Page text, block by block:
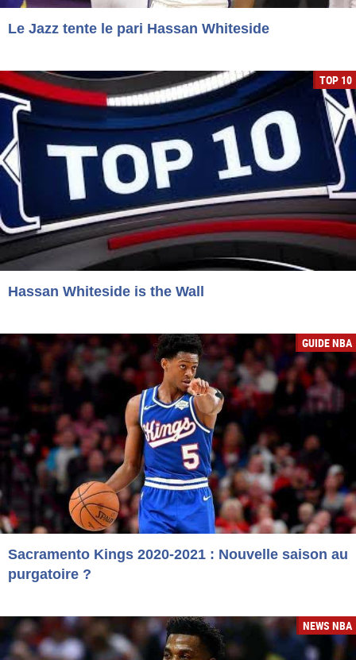
Le Jazz tente le pari Hassan Whiteside
TOP 10
Hassan Whiteside is the Wall
GUIDE NBA
Sacramento Kings 2020-2021 : Nouvelle saison au
purgatoire ?
NEWS NBA